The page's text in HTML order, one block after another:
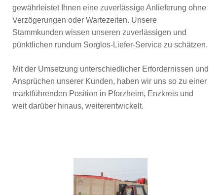
gewährleistet Ihnen eine zuverlässige Anlieferung ohne
Verzögerungen oder Wartezeiten. Unsere
Stammkunden wissen unseren zuverlässigen und
pünktlichen rundum Sorglos-Liefer-Service zu schätzen.
Mit der Umsetzung unterschiedlicher Erfordernissen und
Ansprüchen unserer Kunden, haben wir uns so zu einer
marktführenden Position in Pforzheim, Enzkreis und
weit darüber hinaus, weiterentwickelt.